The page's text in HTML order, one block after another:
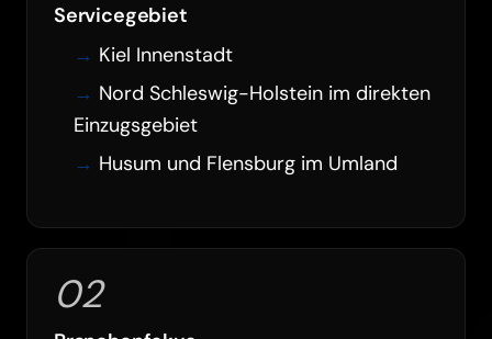
Servicegebiet
Kiel Innenstadt
Nord Schleswig-Holstein im direkten
Einzugsgebiet
Husum und Flensburg im Umland
02